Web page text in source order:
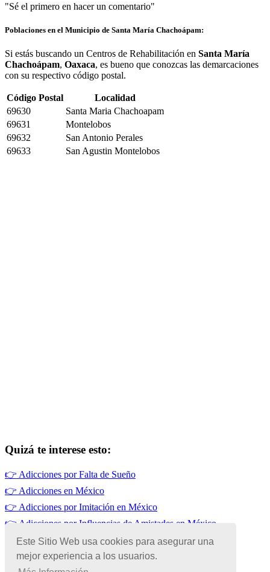
Este Sitio Web usa cookies para asegurar una
mejor experiencia a los usuarios.
"Sé el primero en hacer un comentario"
Poblaciones en el Municipio de Santa María Chachoápam:
Si estás buscando un Centros de Rehabilitación en Santa María
Chachoápam, Oaxaca, es bueno que conozcas las demarcaciones
con su respectivo código postal.
Código Postal
Localidad
69630
Santa Maria Chachoapam
69631
Montelobos
69632
San Antonio Perales
69633
San Agustin Montelobos
Quizá te interese esto:
👉 Adicciones por Falta de Sueño
👉 Adicciones en México
👉 Adicciones por Imitación en México
👉 Adicciones por Influencias de Amistades en México
👉Adicciones por Enfermedades Mentales en México
👉Adicciones por Influencias Familiares en México